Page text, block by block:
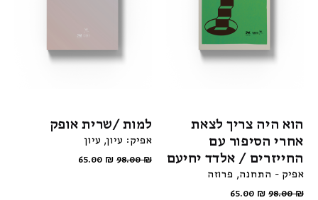
הוא היה צריך לצאת
אחרי הסיפור עם
החייזרים / אלדד יחיעם
אפיק - התחנה פרוזה
98.00₪
65.00 ₪
למות /שרית אופק
אפיק: עיון עיון
98.00₪
65.00 ₪